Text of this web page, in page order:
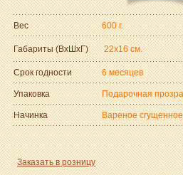
Вес 600 г.
Габариты (ВxШxГ) 22x16 см.
Срок годности 6 месяцев
Упаковка Подарочная
Начинка Вареное
Заказать в розницу